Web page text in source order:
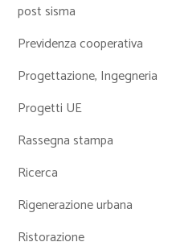
post sisma
Previdenza cooperativa
Progettazione, Ingegneria
Progetti UE
Rassegna stampa
Ricerca
Rigenerazione urbana
Ristorazione